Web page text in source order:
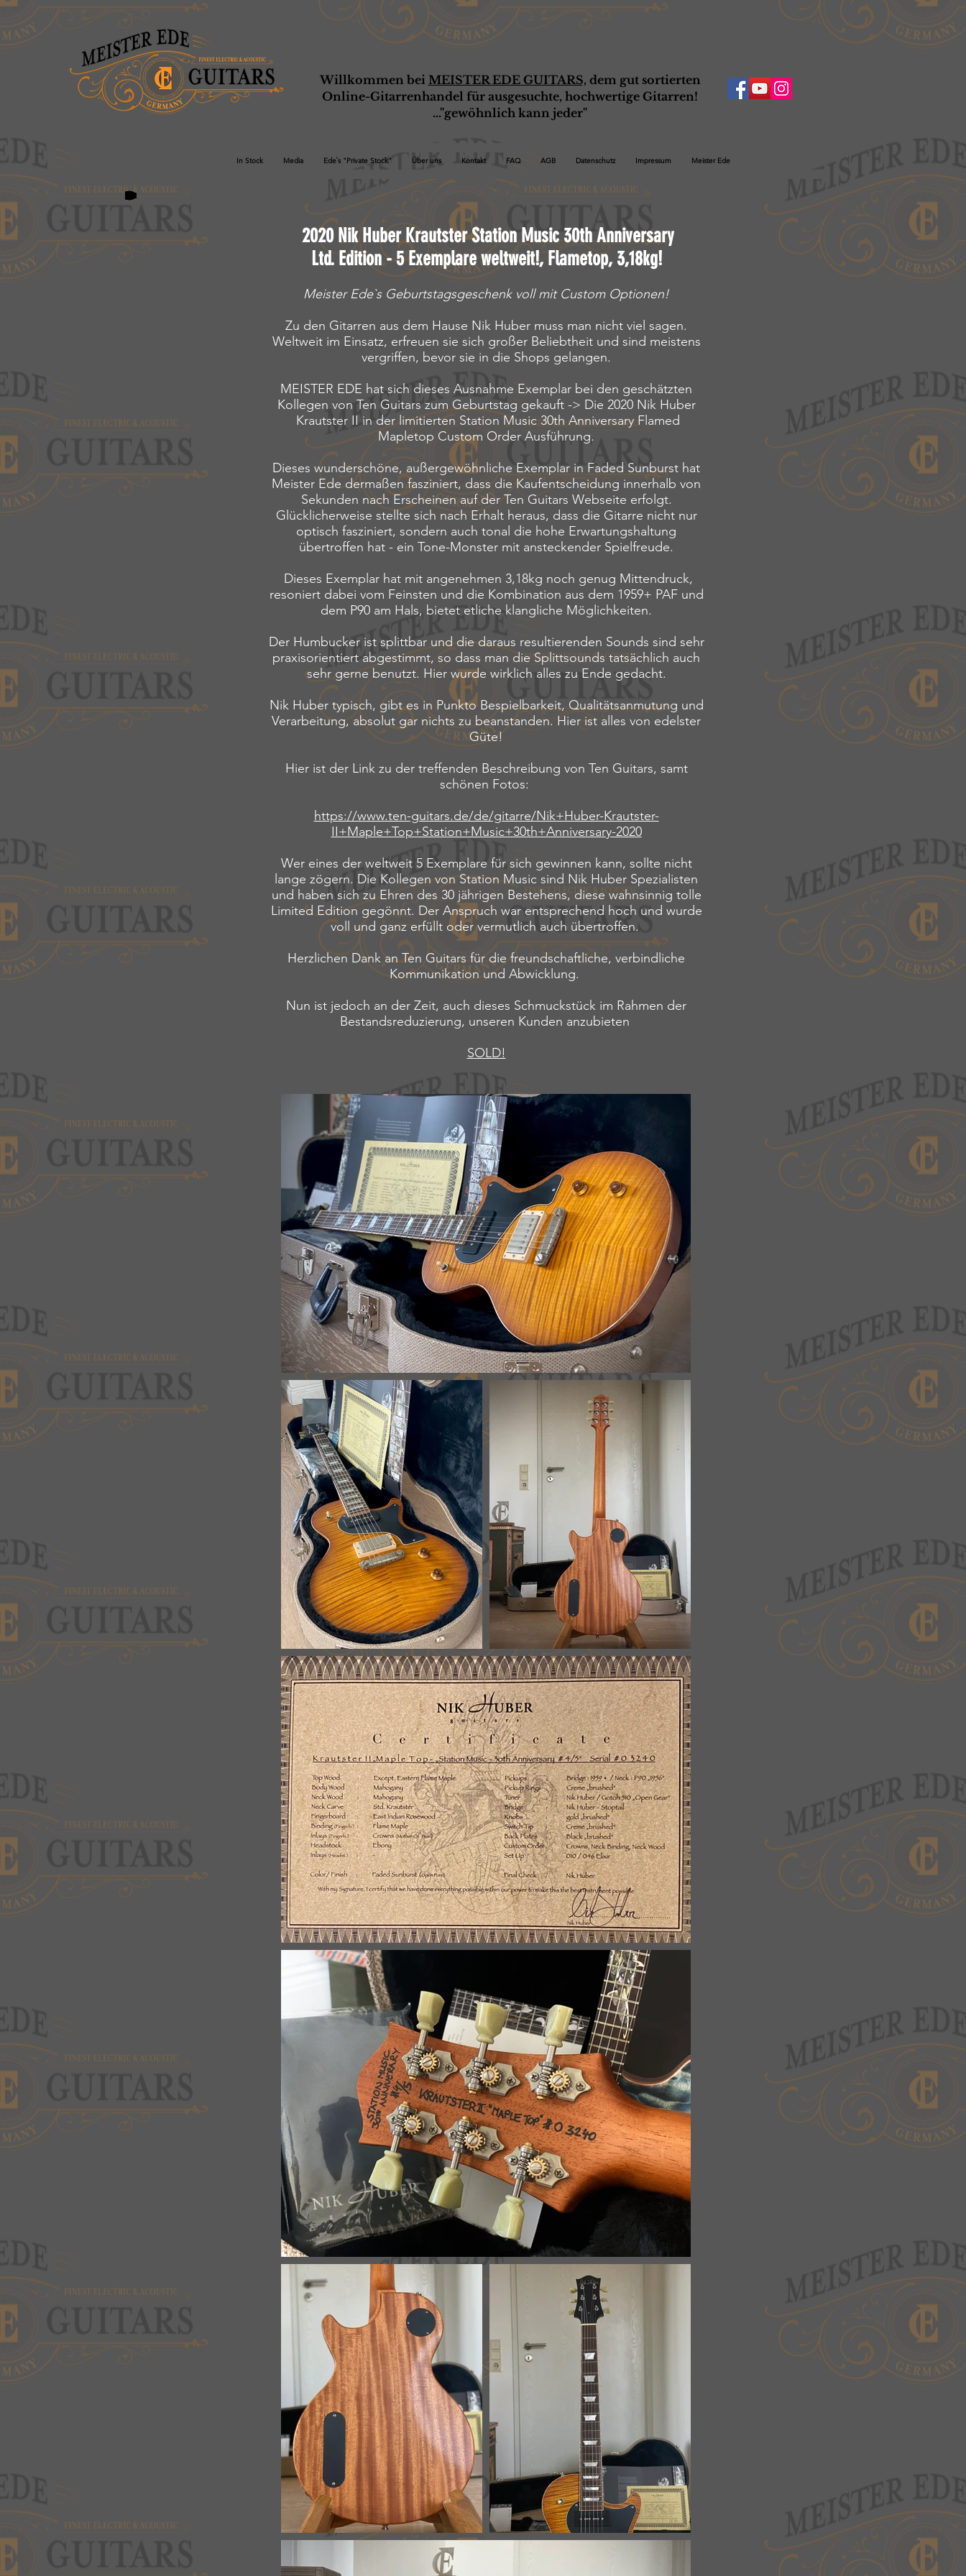
Willkommen bei MEISTER EDE GUITARS, dem gut sortierten
Online-Gitarrenhandel für ausgesuchte, hochwertige Gitarren!
..."gewöhnlich kann jeder"
In Stock Media Ede`s "Private Stock" Über uns Kontakt FAQ AGB Datenschutz Impressum Meister Ede
2020Nik Huber Krautster Station Music 30th Anniversary
Ltd. Edition - 5 Exemplare weltweit!, Flametop, 3,18kg!
Meister Ede`s Geburtstagsgeschenk voll mit Custom Optionen!
Zu den Gitarren aus dem Hause Nik Huber muss man nicht viel sagen.
Weltweit im Einsatz, erfreuen sie sich großer Beliebtheit und sind meistens
vergriffen, bevor sie in die Shops gelangen.
MEISTER EDE hat sich dieses Ausnahme Exemplar bei den geschätzten
Kollegen von Ten Guitars zum Geburtstag gekauft -> Die 2020 Nik Huber
Krautster II in der limitierten Station Music 30th Anniversary Flamed
Mapletop Custom Order Ausführung.
Dieses wunderschöne, außergewöhnliche Exemplar in Faded Sunburst hat
Meister Ede dermaßen fasziniert, dass die Kaufentscheidung innerhalb von
Sekunden nach Erscheinen auf der Ten Guitars Webseite erfolgt.
Glücklicherweise stellte sich nach Erhalt heraus, dass die Gitarre nicht nur
optisch fasziniert, sondern auch tonal die hohe Erwartungshaltung
übertroffen hat - ein Tone-Monster mit ansteckender Spielfreude.
Dieses Exemplar hat mit angenehmen 3,18kg noch genug Mittendruck,
resoniert dabei vom Feinsten und die Kombination aus dem 1959+ PAF und
dem P90 am Hals, bietet etliche klangliche Möglichkeiten.
Der Humbucker ist splittbar und die daraus resultierenden Sounds sind sehr
praxisorientiert abgestimmt, so dass man die Splittsounds tatsächlich auch
sehr gerne benutzt. Hier wurde wirklich alles zu Ende gedacht.
Nik Huber typisch, gibt es in Punkto Bespielbarkeit, Qualitätsanmutung und
Verarbeitung, absolut gar nichts zu beanstanden. Hier ist alles von edelster
Güte!
Hier ist der Link zu der treffenden Beschreibung von Ten Guitars, samt
schönen Fotos:
https://www.ten-guitars.de/de/gitarre/Nik+Huber-Krautster-
II+Maple+Top+Station+Music+30th+Anniversary-2020
Wer eines der weltweit 5 Exemplare für sich gewinnen kann, sollte nicht
lange zögern. Die Kollegen von Station Music sind Nik Huber Spezialisten
und haben sich zu Ehren des 30 jährigen Bestehens, diese wahnsinnig tolle
Limited Edition gegönnt. Der Anspruch war entsprechend hoch und wurde
voll und ganz erfüllt oder vermutlich auch übertroffen.
Herzlichen Dank an Ten Guitars für die freundschaftliche, verbindliche
Kommunikation und Abwicklung.
Nun ist jedoch an der Zeit, auch dieses Schmuckstück im Rahmen der
Bestandsreduzierung, unseren Kunden anzubieten
SOLD!